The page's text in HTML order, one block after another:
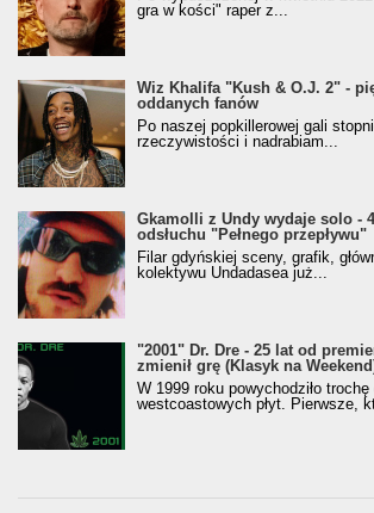
gra w kości" raper z...
Wiz Khalifa "Kush & O.J. 2" -
oddanych fanów
Po naszej popkillerowej gali
rzeczywistości i nadrabiam...
Gkamolli z Undy wydaje solo -
odsłuchu "Pełnego przepływu"
Filar gdyńskiej sceny, grafik,
kolektywu Undadasea już...
"2001" Dr. Dre - 25 lat od
zmienił grę (Klasyk na
W 1999 roku powychodziło
westcoastowych płyt. Pierwsze,